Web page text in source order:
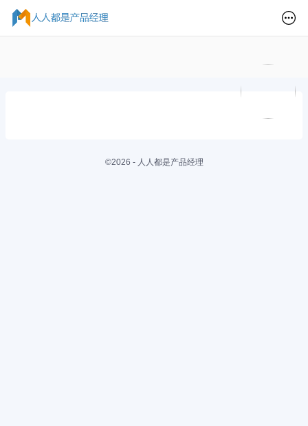
©2026 - 人人都是产品经理